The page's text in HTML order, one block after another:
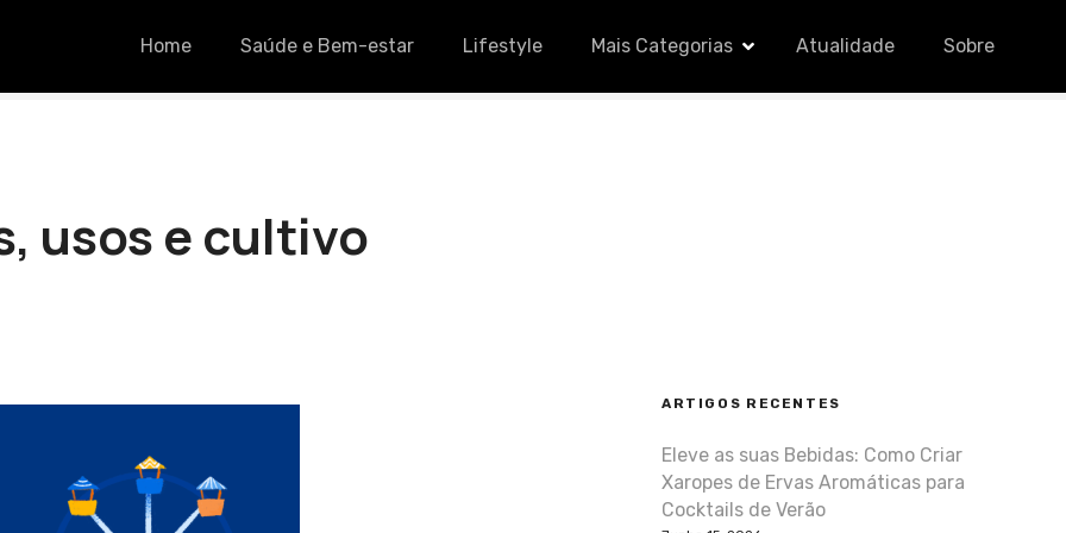
Home Saúde e Bem-estar Lifestyle Mais Categorias Atualidade Sobre
usos e cultivo
ARTIGOS RECENTES
Eleve as suas Bebidas: Como Criar
Xaropes de Ervas Aromáticas para
Cocktails de Verão